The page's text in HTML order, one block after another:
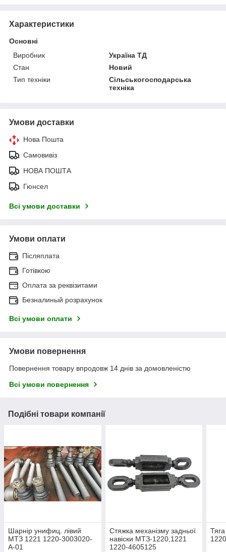
Характеристики
Основні
Виробник
Україна ТД
Стан
Новий
Тип техніки
Сільськогосподарська
техніка
Умови доставки
Нова Пошта
Самовивіз
НОВА ПОШТА
Гюнсел
Всі умови доставки
Умови оплати
Післяплата
Готівкою
Оплата за реквізитами
Безналиный розрахунок
Всі умови оплати
Умови повернення
Повернення товару впродовж 14 днів за домовленістю
Всі умови повернення
Подібні товари компанії
Шарнір унифиц. лівий
МТЗ 1221 1220-3003020-
А-01
Стяжка механізму задньої
навіски МТЗ-1220,1221
1220-4605125